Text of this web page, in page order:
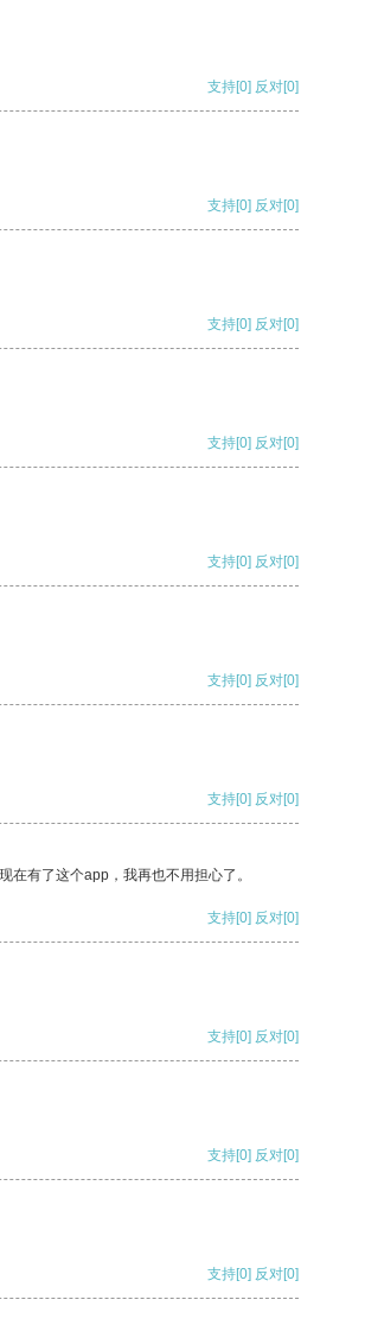
支持[0] 反对[0]
支持[0] 反对[0]
支持[0] 反对[0]
支持[0] 反对[0]
支持[0] 反对[0]
支持[0] 反对[0]
支持[0] 反对[0]
有了这个app，我再也不用担心了。
支持[0] 反对[0]
支持[0] 反对[0]
支持[0] 反对[0]
支持[0] 反对[0]